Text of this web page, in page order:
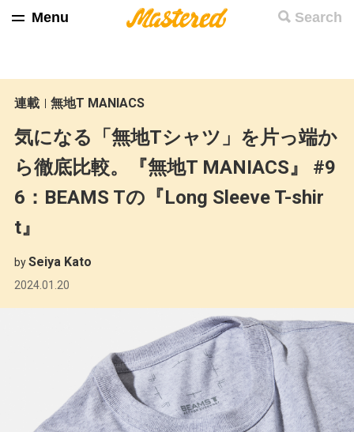
Search
Menu
連載 無地T MANIACS
気になる「無地Tシャツ」を片っ端か
ら徹底比較。『無地T MANIACS』 #9
6：BEAMS Tの『Long Sleeve T-shir
t』
bySeiya Kato
2024.01.20